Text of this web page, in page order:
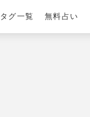
タグ一覧 無料占い